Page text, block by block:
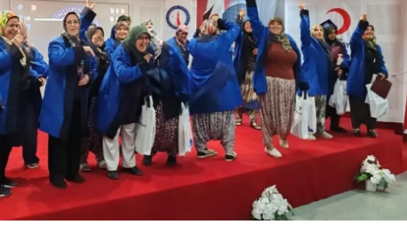
Isparta
Mersin
İstanbul
İzmir
Kars
Kastamonu